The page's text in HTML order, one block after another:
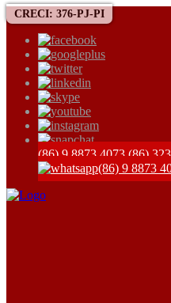
CRECI: 376-PJ-PI
(86) 9 8873 4073 (86)
(86) 9 8873